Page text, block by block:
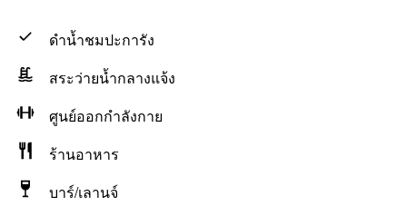
ดำน้ำชมปะการัง
สระว่ายน้ำกลางแจ้ง
ศูนย์ออกกำลังกาย
ร้านอาหาร
บาร์/เลานจ์